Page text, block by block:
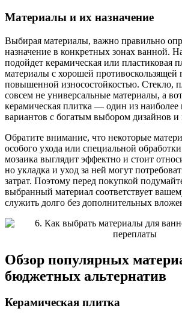
Материалы и их назначение
Выбирая материалы, важно правильно
назначение в конкретных зонах ванной.
подойдет керамическая или пластиковая
материалы с хорошей противоскользящей
повышенной износостойкостью. Стекло,
совсем не универсальные материалы, а
керамическая плитка — один из
вариантов с богатым выбором дизайнов и
Обратите внимание, что некоторые
особого ухода или специальной
мозаика выглядит эффектно и стоит
но укладка и уход за ней могут
затрат. Поэтому перед покупкой
выбранный материал соответствует
служить долго без дополнительных
Обзор популярных
бюджетных альтернатив
Керамическая плитка